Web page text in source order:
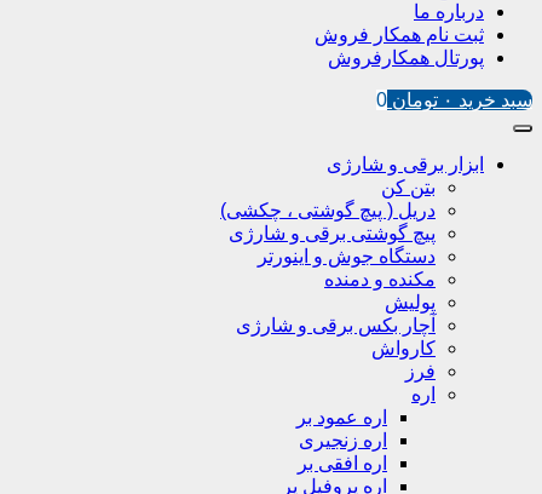
درباره ما
ثبت نام همکار فروش
پورتال همکارفروش
سبد خرید ۰ تومان 0
ابزار برقی و شارژی
بتن کن
دریل ( پیچ گوشتی ، چکشی)
پیچ گوشتی برقی و شارژی
دستگاه جوش و اینورتر
مکنده و دمنده
پولیش
آچار بکس برقی و شارژی
کارواش
فرز
اره
اره عمود بر
اره زنجیری
اره افقی بر
اره پروفیل پر